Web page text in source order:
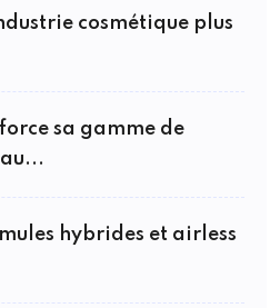
cosmétique plus
sa gamme de
hybrides et airless